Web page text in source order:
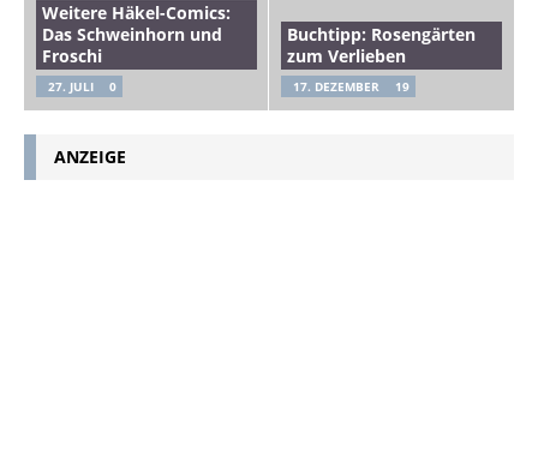
Weitere Häkel-Comics:
Das Schweinhorn und
Froschi
27. JULI 0
Buchtipp: Rosengärten
zum Verlieben
17. DEZEMBER 19
ANZEIGE